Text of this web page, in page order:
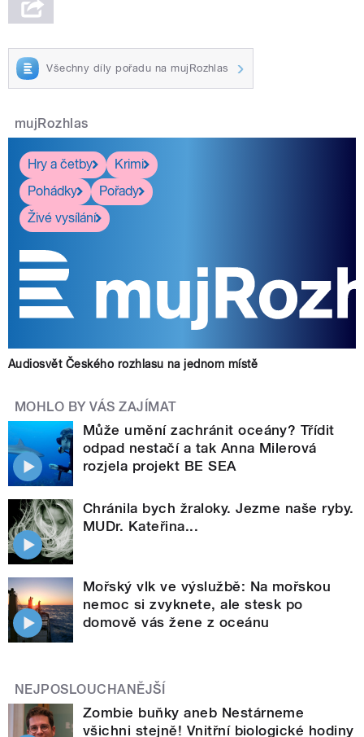
Všechny díly pořadu na mujRozhlas
mujRozhlas
Hry a četby
Krimi
Pohádky
Pořady
Živé vysílání
Audiosvět Českého rozhlasu na jednom místě
MOHLO BY VÁS ZAJÍMAT
Může umění zachránit oceány? Třídit
odpad nestačí a tak Anna Milerová
rozjela projekt BE SEA
Chránila bych žraloky. Jezme naše ryby.
MUDr. Kateřina...
Mořský vlk ve výslužbě: Na mořskou
nemoc si zvyknete, ale stesk po
domově vás žene z oceánu
NEJPOSLOUCHANĚJŠÍ
Zombie buňky aneb Nestárneme
všichni stejně! Vnitřní biologické hodiny